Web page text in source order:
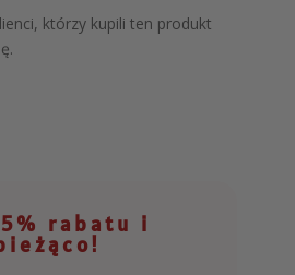
którzy kupili ten produkt
rabatu i